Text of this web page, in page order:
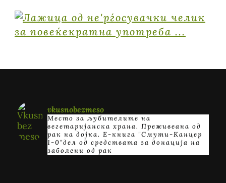
vkusnobezmeso
Место за љубителите на
вегетаријанска храна. Преживеана од
рак на дојка. E-книга "Смути-Канцер
1-0"дел од средствата за донација на
заболени од рак